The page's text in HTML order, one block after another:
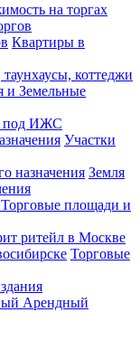
на торгах
Квартиры в
коттеджи
и Земельные
под ИЖС
Участки
Земля
Торговые площади и
ритейл в Москве
Торговые
Арендный